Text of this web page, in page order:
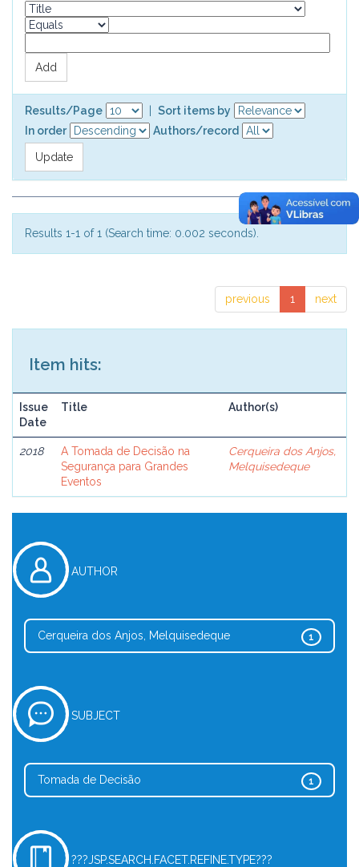
Results/Page
Sort items by
In order
Authors/record
Results 1-1 of 1 (Search time: 0.002 seconds).
previous 1 next
Item hits:
Issue
Date
Title Author(s)
2018
A Tomada de Decisão na
Segurança para Grandes
Eventos
Cerqueira dos Anjos,
Melquisedeque
AUTHOR
1
Cerqueira dos Anjos, Melquisedeque
SUBJECT
1
Tomada de Decisão
???JSP.SEARCH.FACET.REFINE.TYPE???